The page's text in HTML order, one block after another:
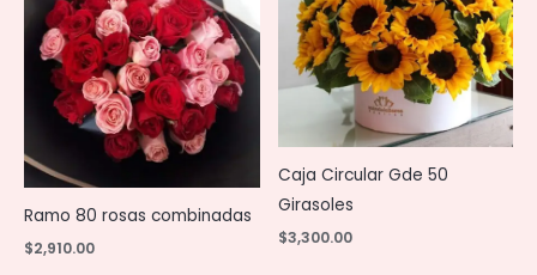
Ramo 80 rosas combinadas
$2,910.00
Caja Circular Gde 50
Girasoles
$3,300.00